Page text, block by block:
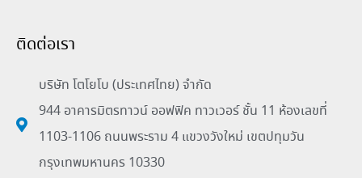
ติดต่อเรา
บริษัท โตโยโบ (ประเทศไทย) จำกัด
944 อาคารมิตรทาวน์ ออฟฟิค ทาวเวอร์ ชั้น 11 ห้องเลขที่
1103-1106 ถนนพระราม 4 แขวงวังใหม่ เขตปทุมวัน
กรุงเทพมหานคร 10330